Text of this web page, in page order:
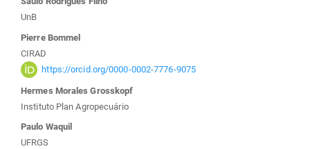
principal
UnB
Pierre Bommel
CIRAD
https://orcid.org/0000-0002-7776-9075
Hermes Morales Grosskopf
Instituto Plan Agropecuário
Paulo Waquil
UFRGS